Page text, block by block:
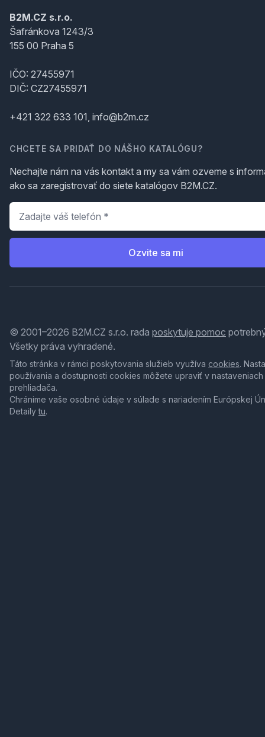
B2M.CZ s.r.o.
Šafránkova 1243/3
155 00 Praha 5
IČO: 27455971
DIČ: CZ27455971
+421 322 633 101, info@b2m.cz
CHCETE SA PRIDAŤ DO NÁŠHO KATALÓGU?
Nechajte nám na vás kontakt a my sa vám ozveme s
ako sa zaregistrovať do siete katalógov B2M.CZ.
Telefón
Ozvite sa mi
© 2001–2026 B2M.CZ s.r.o. rada poskytuje pomoc
Všetky práva vyhradené.
Táto stránka v rámci poskytovania služieb využíva cookies.
používania a dostupnosti cookies môžete upraviť v nastaveniach
prehliadača.
Chránime vaše osobné údaje v súlade s nariadením Európskej
Detailytu.